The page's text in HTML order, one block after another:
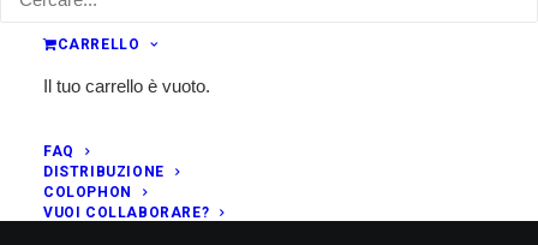
CARRELLO
Il tuo carrello è vuoto.
FAQ
DISTRIBUZIONE
COLOPHON
VUOI COLLABORARE?